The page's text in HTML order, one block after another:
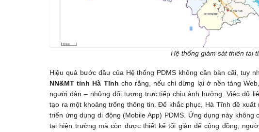
Hệ thống giám sát thiên tai
Hiệu quả bước đầu của Hệ thống PDMS không cần bàn cãi, tuy
NN&MT tỉnh Hà Tĩnh cho rằng, nếu chỉ dừng lại ở nền tảng
người dân – những đối tượng trực tiếp chịu ảnh hưởng. Việc dữ
tạo ra một khoảng trống thông tin. Để khắc phục, Hà Tĩnh đề xuất
triển ứng dụng di động (Mobile App) PDMS. Ứng dụng này
tại hiện trường mà còn được thiết kế tối giản để cộng đồng,